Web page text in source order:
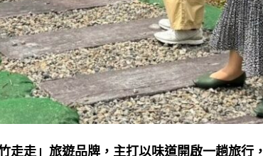
走走」旅遊品牌，主打以味道開啟一趟旅行，